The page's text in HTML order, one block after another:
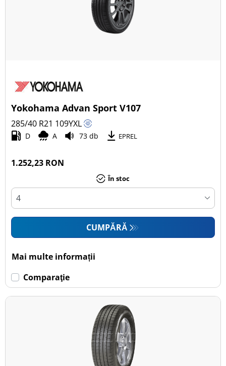
Yokohama Advan Sport V107
285/40 R21 109YXL
D A 73 db EPREL
1.252,23 RON
În stoc
CUMPĂRĂ
Mai multe informații
Comparaţie